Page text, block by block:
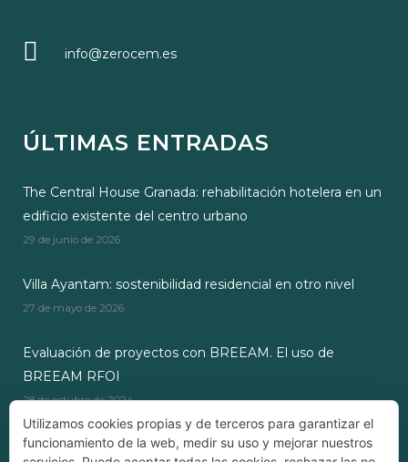
info@zerocem.es
ÚLTIMAS ENTRADAS
The Central House Granada: rehabilitación hotelera en un
edificio existente del centro urbano
29 de junio de 2026
Villa Ayantam: sostenibilidad residencial en otro nivel
27 de mayo de 2026
Evaluación de proyectos con BREEAM. El uso de
BREEAM RFOI
28 de octubre de 2024
Utilizamos cookies propias y de terceros para garantizar el
funcionamiento de la web, medir su uso y mejorar nuestros